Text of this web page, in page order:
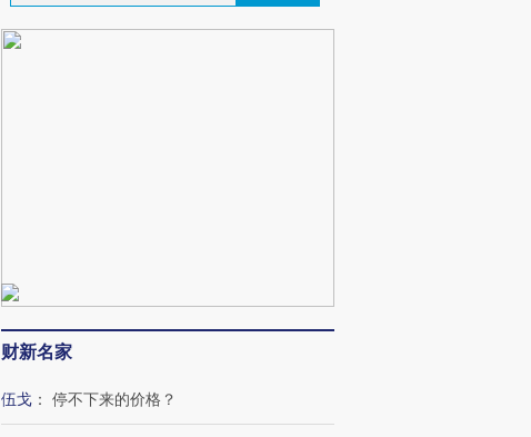
财新名家
伍戈 ： 停不下来的价格？